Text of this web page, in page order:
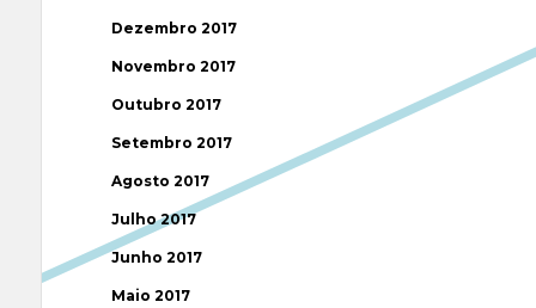
Dezembro 2017
Novembro 2017
Outubro 2017
Setembro 2017
Agosto 2017
Julho 2017
Junho 2017
Maio 2017